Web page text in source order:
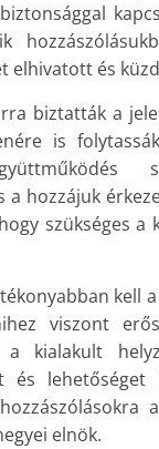
elhivatott és
biztatták a
is
a hozzájuk
szükséges a
kell
viszont
a kialakult
és
elnök.